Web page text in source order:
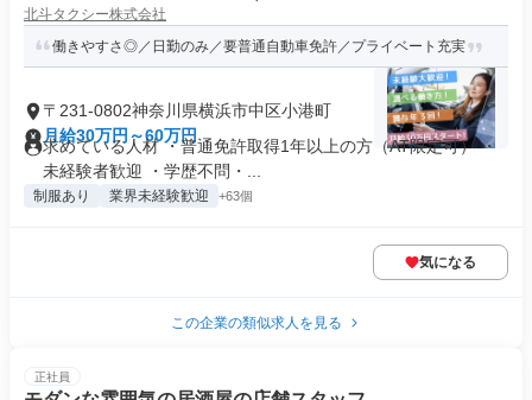
北斗タクシー株式会社
働きやすさ◎／日勤のみ／要普通自動車免許／プライベート充実
〒231-0802神奈川県横浜市中区小港町
月給30万円～60万円
求めている人材 ・普通免許取得1年以上の方（AT限定可） ・
未経験者歓迎 ・学歴不問・...
制服あり 業界未経験歓迎 +63個
気になる
この企業の類似求人を見る
正社員